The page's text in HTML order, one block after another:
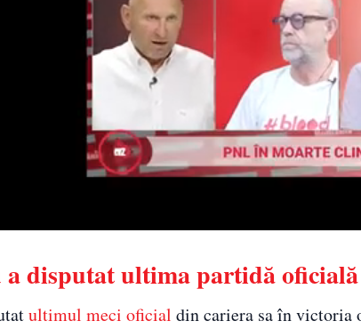
a disputat ultima partidă
ultimul meci oficial din cariera sa în victoria